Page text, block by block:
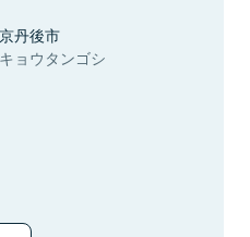
京丹後市
キョウタンゴシ